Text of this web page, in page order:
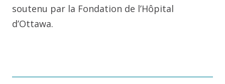
soutenu par la Fondation de l’Hôpital
d’Ottawa.